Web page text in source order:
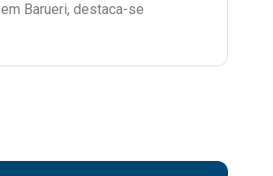
Barueri, destaca-se